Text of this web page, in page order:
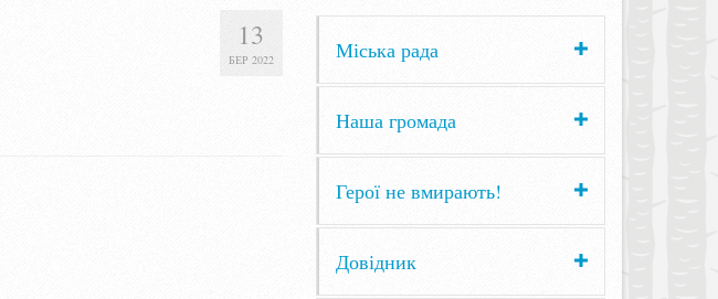
13
БЕР 2022 Міська рада
Наша громада
Герої не вмирають!
Довідник